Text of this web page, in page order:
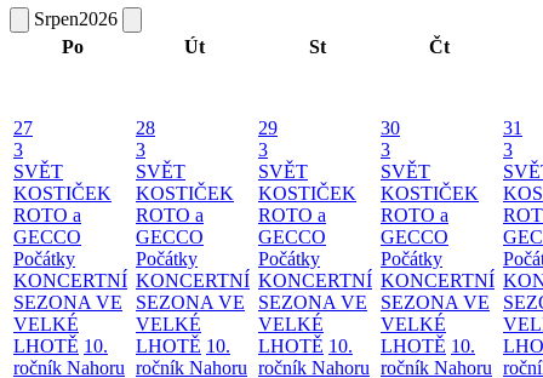
Srpen2026
Po
Út St Čt
27
3
SVĚT
KOSTIČEK
ROTO a
GECCO
Počátky
KONCERTNÍ
SEZONA VE
VELKÉ
LHOTĚ 10.
ročník Nahoru
28
3
SVĚT
KOSTIČEK
ROTO a
GECCO
Počátky
KONCERTNÍ
SEZONA VE
VELKÉ
LHOTĚ 10.
ročník Nahoru
29
3
SVĚT
KOSTIČEK
ROTO a
GECCO
Počátky
KONCERTNÍ
SEZONA VE
VELKÉ
LHOTĚ 10.
ročník Nahoru
30
3
SVĚT
KOSTIČEK
ROTO a
GECCO
Počátky
KONCERTNÍ
SEZONA VE
VELKÉ
LHOTĚ 10.
ročník Nahoru
31
3